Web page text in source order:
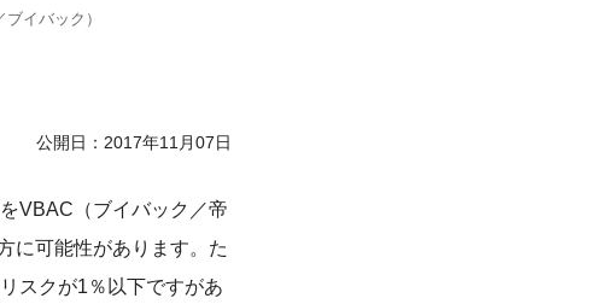
イバック）
公開日：2017年11月07日
VBAC（ブイバック／帝
に可能性があります。た
スクが1％以下ですがあ